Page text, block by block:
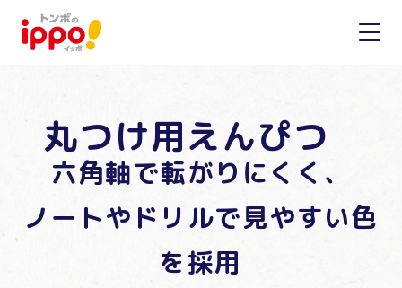
丸つけ用えんぴつ
六角軸で転がりにくく、
ノートやドリルで見やすい色
を採用